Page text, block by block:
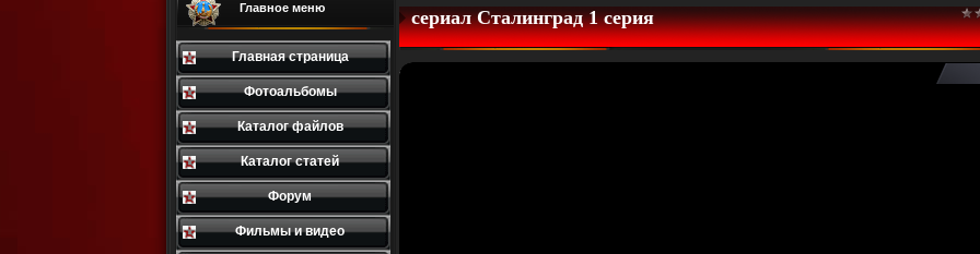
Главное меню
Главная страница
Фотоальбомы
Каталог файлов
Каталог статей
Форум
Фильмы и видео
сериал Сталинград 1 серия